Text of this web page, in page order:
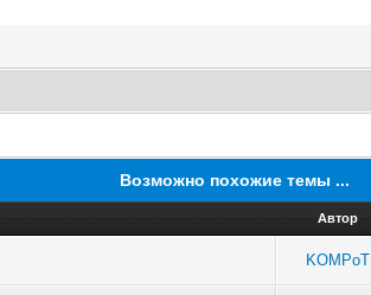
Возможно похожие темы ...
Автор
KOMPoT